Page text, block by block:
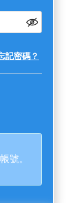
記密碼？
號。